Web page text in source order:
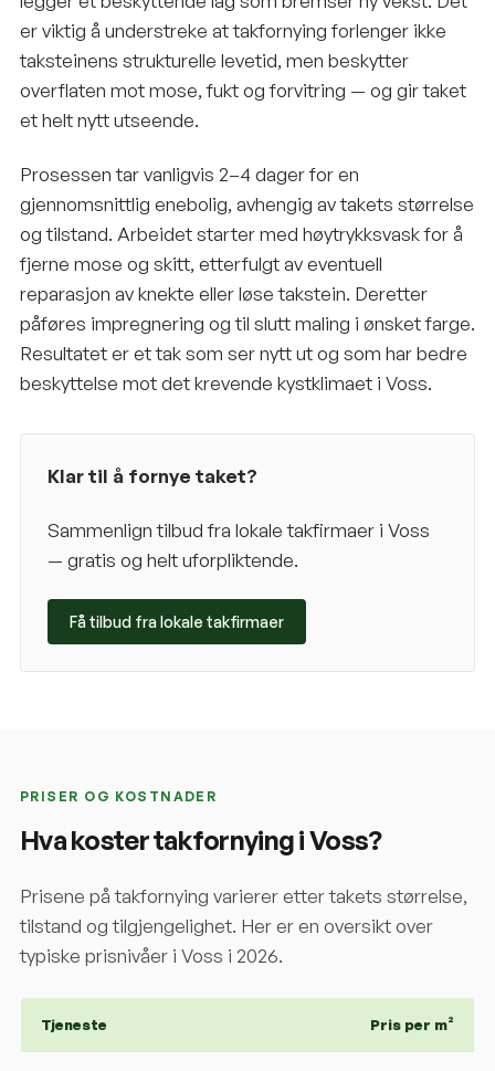
er viktig å understreke at takfornying forlenger ikke
taksteinens strukturelle levetid, men beskytter
overflaten mot mose, fukt og forvitring — og gir taket
et helt nytt utseende.
Prosessen tar vanligvis 2–4 dager for en
gjennomsnittlig enebolig, avhengig av takets størrelse
og tilstand. Arbeidet starter med høytrykksvask for å
fjerne mose og skitt, etterfulgt av eventuell
reparasjon av knekte eller løse takstein. Deretter
påføres impregnering og til slutt maling i ønsket farge.
Resultatet er et tak som ser nytt ut og som har bedre
beskyttelse mot det krevende kystklimaet i Voss.
Klar til å fornye taket?
Sammenlign tilbud fra lokale takfirmaer i Voss
— gratis og helt uforpliktende.
Få tilbud fra lokale takfirmaer
PRISER OG KOSTNADER
Hva koster takfornying iVoss?
Prisene på takfornying varierer etter takets størrelse,
tilstand og tilgjengelighet. Her er en oversikt over
typiske prisnivåer i Voss i 2026.
Tjeneste Pris per m²